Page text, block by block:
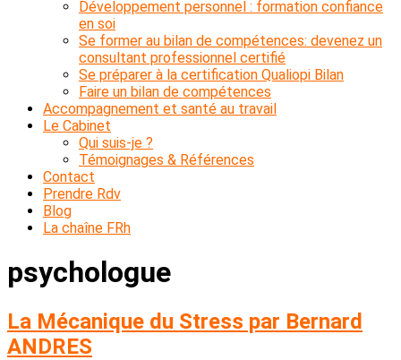
Développement personnel : formation confiance
en soi
Se former au bilan de compétences: devenez un
consultant professionnel certifié
Se préparer à la certification Qualiopi Bilan
Faire un bilan de compétences
Accompagnement et santé au travail
Le Cabinet
Qui suis-je ?
Témoignages & Références
Contact
Prendre Rdv
Blog
La chaîne FRh
psychologue
La Mécanique du Stress par Bernard
ANDRES